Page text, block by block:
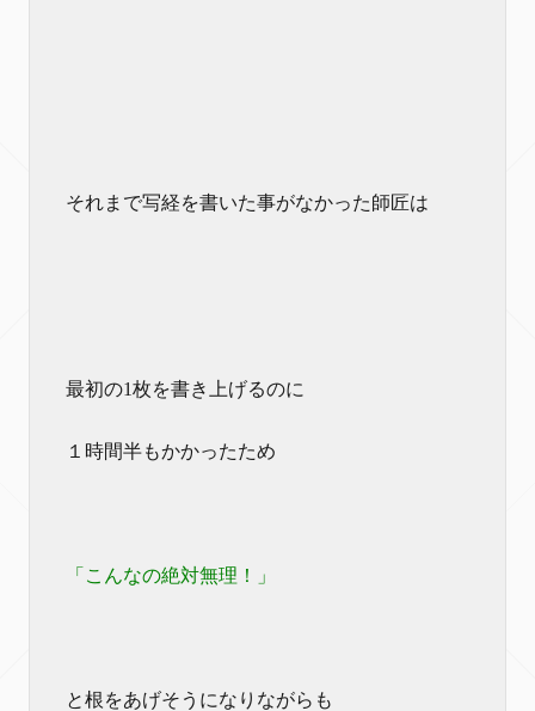
それまで写経を書いた事がなかった師匠は
最初の1枚を書き上げるのに
１時間半もかかったため
「こんなの絶対無理！」
と根をあげそうになりながらも